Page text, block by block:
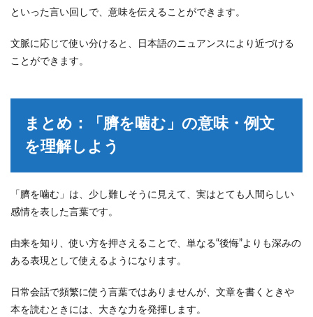
といった言い回しで、意味を伝えることができます。
文脈に応じて使い分けると、日本語のニュアンスにより近づける
ことができます。
まとめ：「臍を噛む」の意味・例文
を理解しよう
「臍を噛む」は、少し難しそうに見えて、実はとても人間らしい
感情を表した言葉です。
由来を知り、使い方を押さえることで、単なる“後悔”よりも深みの
ある表現として使えるようになります。
日常会話で頻繁に使う言葉ではありませんが、文章を書くときや
本を読むときには、大きな力を発揮します。